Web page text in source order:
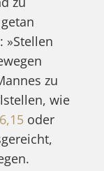
»Stellen
zu
wie
oder